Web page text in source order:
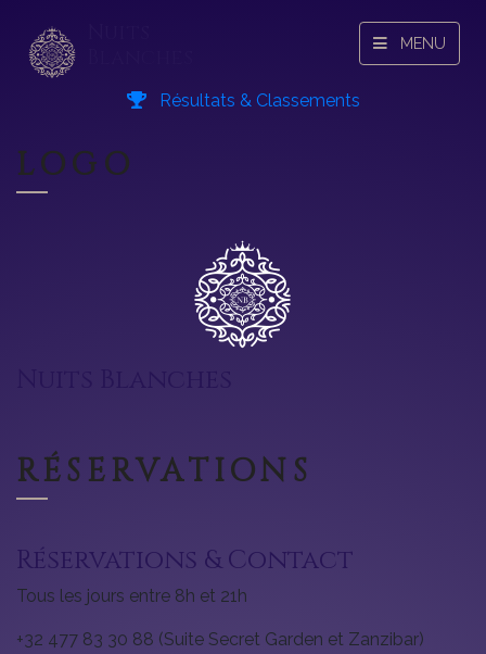
MENU
Résultats & Classements
LOGO
RÉSERVATIONS
Réservations & Contact
Tous les jours entre 8h et 21h
+32 477 83 30 88 (Suite Secret Garden et Zanzibar)